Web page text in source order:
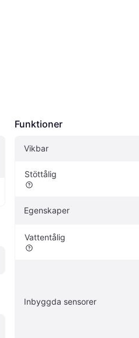
Funktioner
Vikbar
Stöttålig
Egenskaper
Vattentålig
Inbyggda sensorer